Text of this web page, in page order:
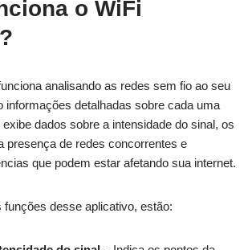
o WiFi
analisando as redes sem fio ao seu
informações detalhadas sobre cada uma
dados sobre a intensidade do sinal, os
presença de redes concorrentes e
que podem estar afetando sua internet.
funções desse aplicativo, estão: